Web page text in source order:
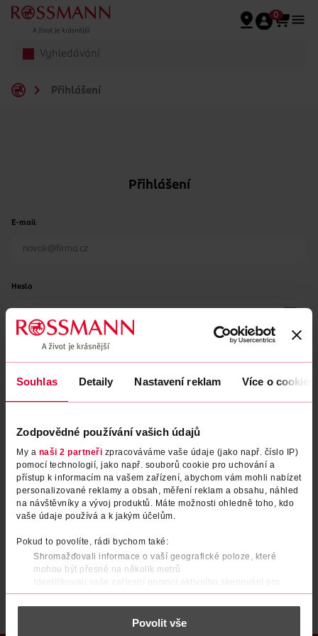
Souhlas Detaily Nastavení reklam Více o cookies
Zodpovědné používání vašich údajů
My a naši 2 partneři zpracováváme vaše údaje (jako např. číslo IP)
pomocí technologií, jako např. souborů cookie pro uchování a
přístup k informacím na vašem zařízení, abychom vám mohli nabízet
personalizované reklamy a obsah, měření reklam a obsahu, náhled
na návštěvníky a vývoj produktů. Máte možnosti ohledně toho, kdo
vaše údaje používá a k jakým účelům.
Pokud to povolíte, rádi bychom také:
Shromažďovali informace o vaší geografické poloze, které
mohou být přesné na několik metrů
Identifikovali vaše zařízení pomocí aktivního skenování pro
konkrétní charakteristiky (otisk prstu)
Zjistěte více o tom, jak zpracováváme vaše osobní údaje, a nastavte
části s podrobnostmi . Svůj souhlas můžete kdykoliv
Povolit vše
Přeskočit na hlavmní obsah
0
Přihlášení
Přihlášení
E-mail
Heslo
Zapomenuté heslo
PŘIHLÁSIT SE
Po registraci se stáváte členem ROSSMANN CLUBu a můžete čerpat výhody naplno. Zjistit více